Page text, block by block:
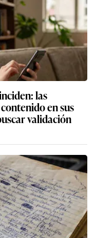
las
en sus
validación